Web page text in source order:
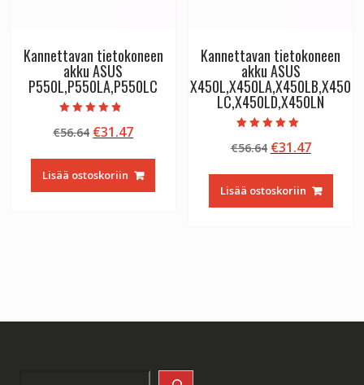
Kannettavan tietokoneen
akku ASUS
P550L,P550LA,P550LC
tuotteesta:
4.50
€56.64 Alkuperäinen
oli:
€56.64.
€31.47Nykyinen
on:
€31.47.
Lisää ostoskoriin
Kannettavan tietokoneen
akku ASUS
X450L,X450LA,X450LB,X450
LC,X450LD,X450LN
tuotteesta:
5.00
€56.64 Alkuperäinen
oli:
€56.64.
€31.47
on:
€31.47.
Lisää ostoskoriin